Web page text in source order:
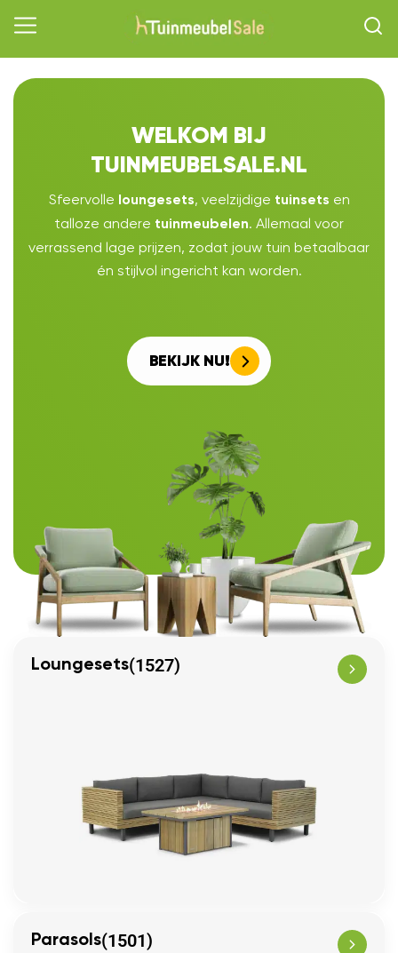
WELKOM BIJ
TUINMEUBELSALE.NL
Sfeervolle loungesets, veelzijdige tuinsets en
talloze andere tuinmeubelen. Allemaal voor
verrassend lage prijzen, zodat jouw tuin betaalbaar
én stijlvol ingericht kan worden.
BEKIJK NU!
Loungesets(1527)
Parasols(1501)